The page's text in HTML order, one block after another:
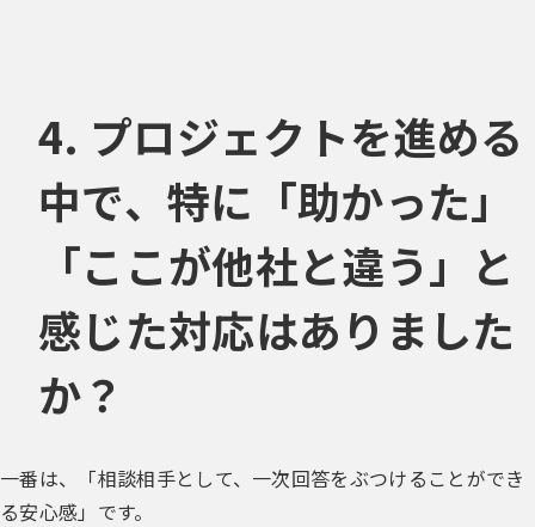
4. プロジェクトを進める
中で、特に「助かった」
「ここが他社と違う」と
感じた対応はありました
か？
一番は、「相談相手として、一次回答をぶつけることができ
る安心感」です。